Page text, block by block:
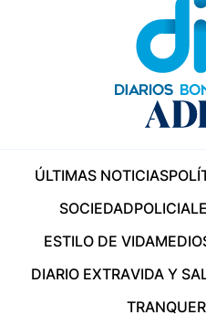
ÚLTIMAS NOTICIAS
SOCIEDAD
ESTILO DE VIDA
DIARIO EXTRAVIDA Y